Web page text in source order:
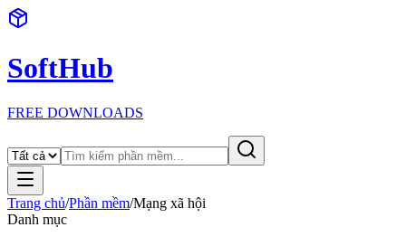
SoftHub
FREE DOWNLOADS
Trang chủ/Phần mềm/Mạng xã hội
Danh mục